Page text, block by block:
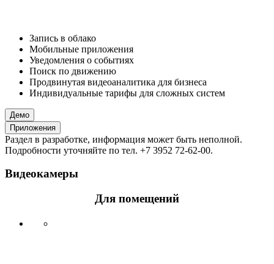
Запись в облако
Мобильные приложения
Уведомления о событиях
Поиск по движению
Продвинутая видеоаналитика для бизнеса
Индивидуальные тарифы для сложных систем
Демо
Приложения
Раздел в разработке, информация может быть неполной.
Подробности уточняйте по тел. +7 3952 72-62-00.
Видеокамеры
Для помещений